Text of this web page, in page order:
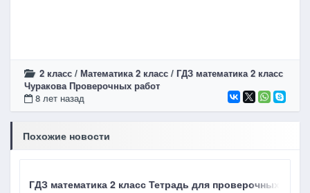
2 класс / Математика 2 класс / ГДЗ математика 2 класс
Чуракова Проверочных работ
8 лет назад
Похожие новости
ГДЗ математика 2 класс Тетрадь для проверочных